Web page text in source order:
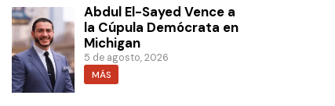
Abdul El-Sayed Vence a
la Cúpula Demócrata en
Michigan
5 de agosto, 2026
MÁS